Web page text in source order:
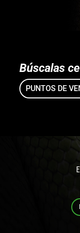
Búscalas
PUNTOS DE